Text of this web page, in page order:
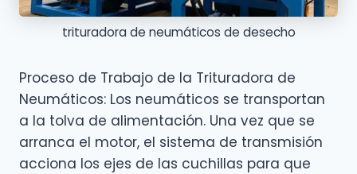
trituradora de neumáticos de desecho
Proceso de Trabajo de la Trituradora de
Neumáticos: Los neumáticos se transportan
a la tolva de alimentación. Una vez que se
arranca el motor, el sistema de transmisión
acciona los ejes de las cuchillas para que